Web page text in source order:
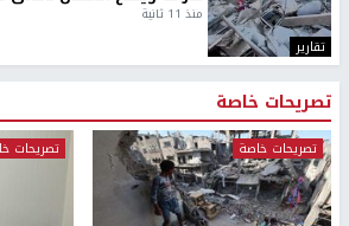
تقارير
منذ 11 ثانية
تصريحات خاصة
تصريحات خاصة تصريحات